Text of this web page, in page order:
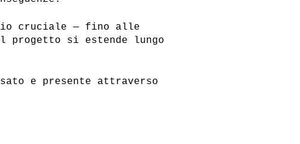
cruciale — fino alle
si estende lungo
e presente attraverso